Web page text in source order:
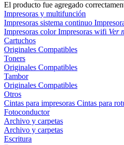
El producto fue agregado
Impresoras y multifunción
Impresoras sistema continuo
Impresoras colorImpresoras wifi Ver
Cartuchos
Originales Compatibles
Toners
Originales Compatibles
Tambor
Originales Compatibles
Otros
Cintas para impresoras Cintas para
Fotoconductor
Archivo y carpetas
Archivo y carpetas
Escritura